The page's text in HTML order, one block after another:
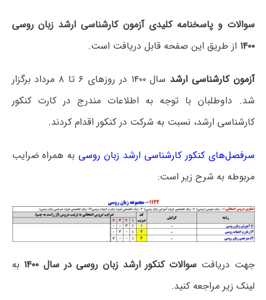
سوالات و پاسخنامه کلیدی آزمون کارشناسی ارشد زبان روسی
۱۴۰۰ از طریق این صفحه قابل دریافت است.
آزمون کارشناسی ارشد
سال ۱۴۰۰ در روزهای ۶ تا ۸ مرداد برگزار
شد. داوطلبان با توجه به اطلاعات مندرج در کارت کنکور
کارشناسی ارشد، نسبت به شرکت در کنکور اقدام کردند.
سرفصل‌های کنکور کارشناسی ارشد زبان روسیبه همراه ضرایب
مربوطه به شرح زیر است:
جهت دریافت سوالات کنکور ارشد زبان روسی در سال ۱۴۰۰
به
لینک زیر مراجعه کنید.